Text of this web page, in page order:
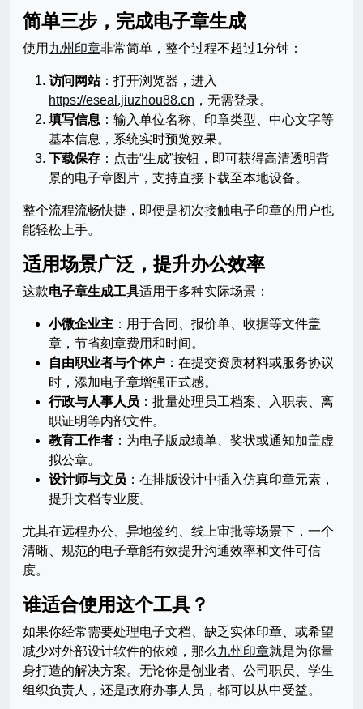
简单三步，完成电子章生成
使用 九州印章非常简单，整个过程不超过1分钟：
访问网站：打开浏览器，进入
https://eseal.jiuzhou88.cn ，无需登录。
填写信息 ：输入单位名称、印章类型、中心文字等
基本信息，系统实时预览效果。
下载保存 ：点击“生成”按钮，即可获得高清透明背
景的电子章图片，支持直接下载至本地设备。
整个流程流畅快捷，即便是初次接触电子印章的用户也
能轻松上手。
适用场景广泛，提升办公效率
这款电子章生成工具适用于多种实际场景：
小微企业主 ：用于合同、报价单、收据等文件盖
章，节省刻章费用和时间。
自由职业者与个体户 ：在提交资质材料或服务协议
时，添加电子章增强正式感。
行政与人事人员 ：批量处理员工档案、入职表、离
职证明等内部文件。
教育工作者 ：为电子版成绩单、奖状或通知加盖虚
拟公章。
设计师与文员 ：在排版设计中插入仿真印章元素，
提升文档专业度。
尤其在远程办公、异地签约、线上审批等场景下，一个
清晰、规范的电子章能有效提升沟通效率和文件可信
度。
谁适合使用这个工具？
如果你经常需要处理电子文档、缺乏实体印章、或希望
减少对外部设计软件的依赖，那么九州印章就是为你量
身打造的解决方案。无论你是创业者、公司职员、学生
组织负责人，还是政府办事人员，都可以从中受益。